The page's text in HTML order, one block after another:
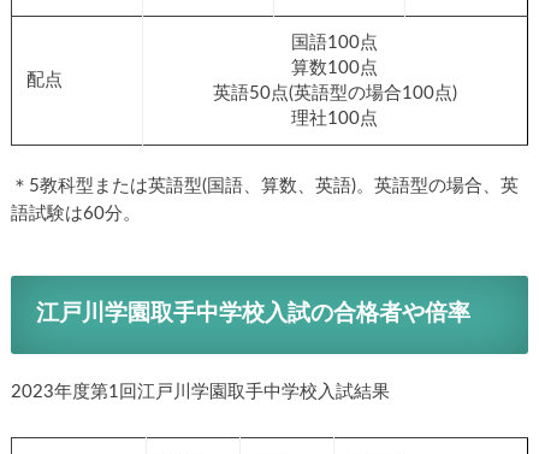
配点
国語100点
算数100点
英語50点(英語型の場合100点)
理社100点
＊5教科型または英語型(国語、算数、英語)。英語型の場合、英
語試験は60分。
江戸川学園取手中学校入試の合格者や倍率
2023年度第1回江戸川学園取手中学校入試結果